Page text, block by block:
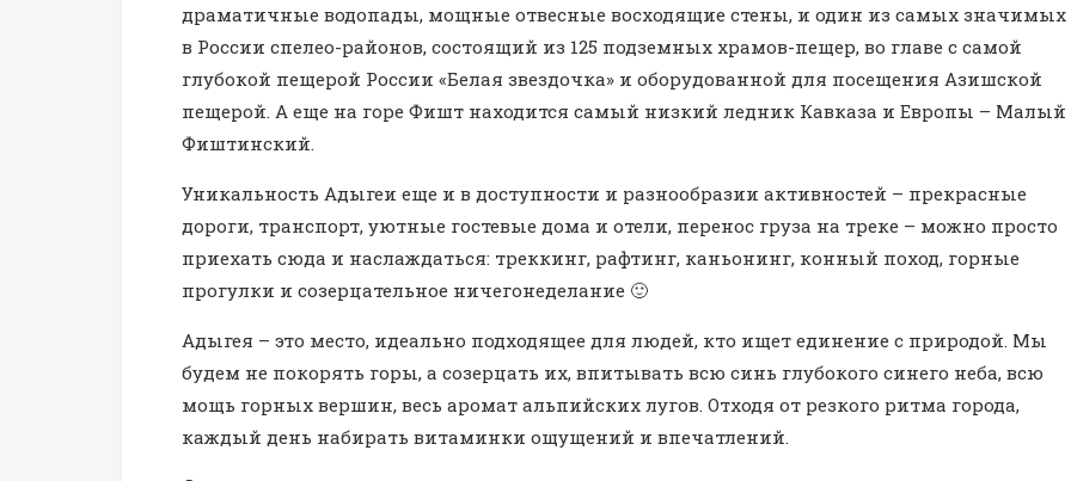
драматичные водопады, мощные отвесные восходящие стены, и один из самых значимых
в России спелео-районов, состоящий из 125 подземных храмов-пещер, во главе с самой
глубокой пещерой России «Белая звездочка» и оборудованной для посещения Азишской
пещерой. А еще на горе Фишт находится самый низкий ледник Кавказа и Европы – Малый
Фиштинский.
Уникальность Адыгеи еще и в доступности и разнообразии активностей – прекрасные
дороги, транспорт, уютные гостевые дома и отели, перенос груза на треке – можно просто
приехать сюда и наслаждаться: треккинг, рафтинг, каньонинг, конный поход, горные
прогулки и созерцательное ничегонеделание 🙂
Адыгея – это место, идеально подходящее для людей, кто ищет единение с природой. Мы
будем не покорять горы, а созерцать их, впитывать всю синь глубокого синего неба, всю
мощь горных вершин, весь аромат альпийских лугов. Отходя от резкого ритма города,
каждый день набирать витаминки ощущений и впечатлений.